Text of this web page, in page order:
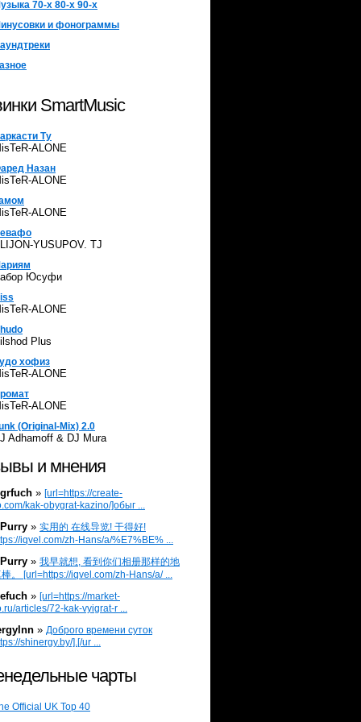
70-х 80-х 90-х
и фонограммы
SmartMusic
Ту
ALONE
Назан
ALONE
ALONE
YUSUPOV. TJ
Юсуфи
ALONE
Plus
хофиз
ALONE
ALONE
(Original-Mix) 2.0
Adhamoff & DJ Mura
и мнения
» [url=https://create-
kak-obygrat-kazino/]обыг ...
» 实用的 在线导览! 干得好!
iqvel.com/zh-Hans/a/%E7%BE% ...
» 我早就想, 看到你们相册那样的地
。 [url=https://iqvel.com/zh-Hans/a/ ...
» [url=https://market-
articles/72-kak-vyigrat-r ...
» Доброго времени суток
shinergy.by/].[/ur ...
чарты
Official UK Top 40